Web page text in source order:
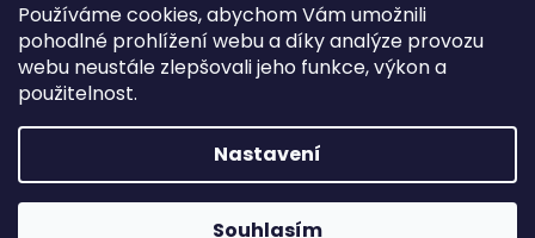
Používáme cookies, abychom Vám umožnili
pohodlné prohlížení webu a díky analýze provozu
webu neustále zlepšovali jeho funkce, výkon a
použitelnost.
Nastavení
Souhlasím
Doplňky stravy právě teď v akci 2+1 ZDARMA. 🌿
Krásné prázdniny! 🌿☀️
Vytvořil Shoptet
BYLINCA. Všechna práva vyhrazena.